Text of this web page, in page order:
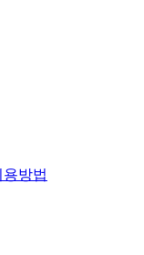
방법